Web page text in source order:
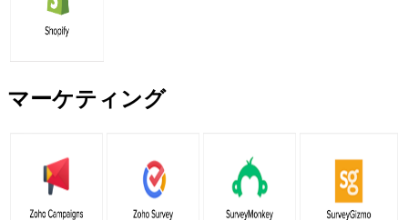
マーケティング